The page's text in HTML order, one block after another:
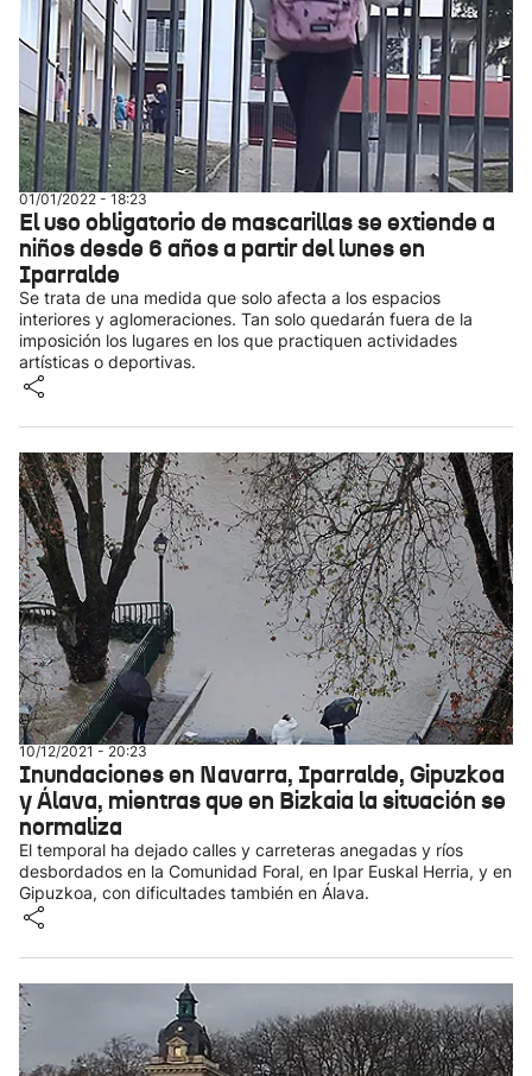
01/01/2022 - 18:23
El uso obligatorio de mascarillas se extiende a
niños desde 6 años a partir del lunes en
Iparralde
Se trata de una medida que solo afecta a los espacios
interiores y aglomeraciones. Tan solo quedarán fuera de la
imposición los lugares en los que practiquen actividades
artísticas o deportivas.
10/12/2021 - 20:23
Inundaciones en Navarra, Iparralde, Gipuzkoa
y Álava, mientras que en Bizkaia la situación se
normaliza
El temporal ha dejado calles y carreteras anegadas y ríos
desbordados en la Comunidad Foral, en Ipar Euskal Herria, y en
Gipuzkoa, con dificultades también en Álava.